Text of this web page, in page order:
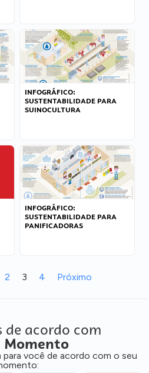
INFOGRÁFICO:
SUSTENTABILIDADE PARA
SUINOCULTURA
INFOGRÁFICO:
SUSTENTABILIDADE PARA
PANIFICADORAS
2 3 4 Próximo
de acordo com
Momento
para você de acordo com o seu